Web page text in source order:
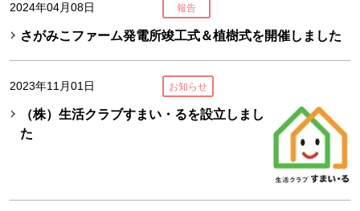
2024年04月08日 報告
さがみこファーム発電所竣工式＆植樹式を開催しました
2023年11月01日 お知らせ
（株）生活クラブすまい・るを設立しまし
た